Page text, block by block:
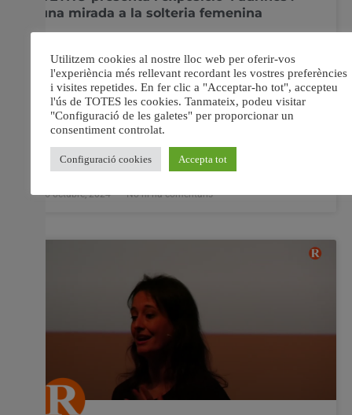
una mirada a la solteria femenina
l’exposició temporal ‘Fadrines’ Explora les vides de
dones solteres durant els anys 40 i 50, en un context
social que imposava el matrimoni i la maternitat com a
norma. Aquesta exposició, juntament amb un
documental interactiu, s’endinsa en les experiències
d’aquestes feministes intuïtives que van
16 octubre, 2024 No hi ha comentaris